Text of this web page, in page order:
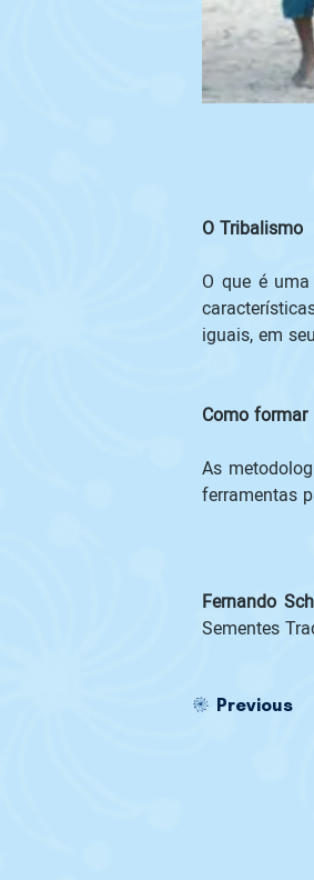
O Tribalismo
O que é
iguais, em
Como formar
As
ferramentas
Fernando
Sementes
Previous